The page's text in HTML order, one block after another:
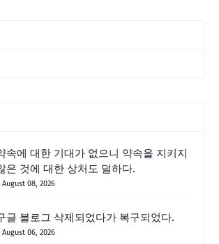
속에 대한 기대가 없으니 약속을 지키지
은 것에 대한 상처도 덜하다.
August 08, 2026
글 블로그 삭제되었다가 복구되었다.
August 06, 2026